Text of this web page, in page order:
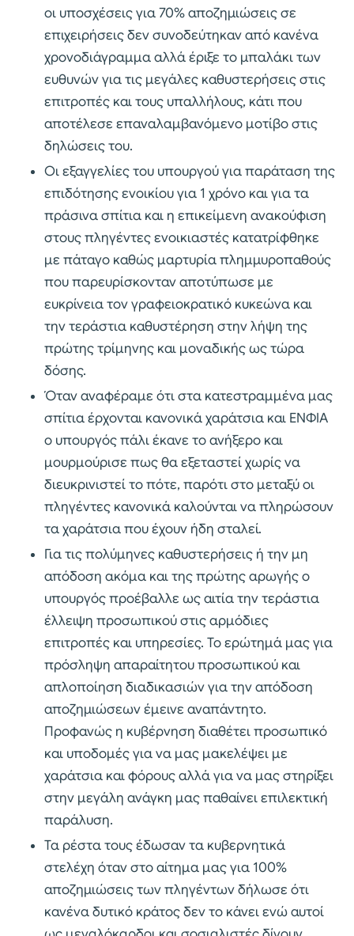
οι υποσχέσεις για 70% αποζημιώσεις σε
επιχειρήσεις δεν συνοδεύτηκαν από κανένα
χρονοδιάγραμμα αλλά έριξε το μπαλάκι των
ευθυνών για τις μεγάλες καθυστερήσεις στις
επιτροπές και τους υπαλλήλους, κάτι που
αποτέλεσε επαναλαμβανόμενο μοτίβο στις
δηλώσεις του.
Οι εξαγγελίες του υπουργού για παράταση της
επιδότησης ενοικίου για 1 χρόνο και για τα
πράσινα σπίτια και η επικείμενη ανακούφιση
στους πληγέντες ενοικιαστές κατατρίφθηκε
με πάταγο καθώς μαρτυρία πλημμυροπαθούς
που παρευρίσκονταν αποτύπωσε με
ευκρίνεια τον γραφειοκρατικό κυκεώνα και
την τεράστια καθυστέρηση στην λήψη της
πρώτης τρίμηνης και μοναδικής ως τώρα
δόσης.
Όταν αναφέραμε ότι στα κατεστραμμένα μας
σπίτια έρχονται κανονικά χαράτσια και ΕΝΦΙΑ
ο υπουργός πάλι έκανε το ανήξερο και
μουρμούρισε πως θα εξεταστεί χωρίς να
διευκρινιστεί το πότε, παρότι στο μεταξύ οι
πληγέντες κανονικά καλούνται να πληρώσουν
τα χαράτσια που έχουν ήδη σταλεί.
Για τις πολύμηνες καθυστερήσεις ή την μη
απόδοση ακόμα και της πρώτης αρωγής ο
υπουργός προέβαλλε ως αιτία την τεράστια
έλλειψη προσωπικού στις αρμόδιες
επιτροπές και υπηρεσίες. Το ερώτημά μας για
πρόσληψη απαραίτητου προσωπικού και
απλοποίηση διαδικασιών για την απόδοση
αποζημιώσεων έμεινε αναπάντητο.
Προφανώς η κυβέρνηση διαθέτει προσωπικό
και υποδομές για να μας μακελέψει με
χαράτσια και φόρους αλλά για να μας στηρίξει
στην μεγάλη ανάγκη μας παθαίνει επιλεκτική
παράλυση.
Τα ρέστα τους έδωσαν τα κυβερνητικά
στελέχη όταν στο αίτημα μας για 100%
αποζημιώσεις των πληγέντων δήλωσε ότι
κανένα δυτικό κράτος δεν το κάνει ενώ αυτοί